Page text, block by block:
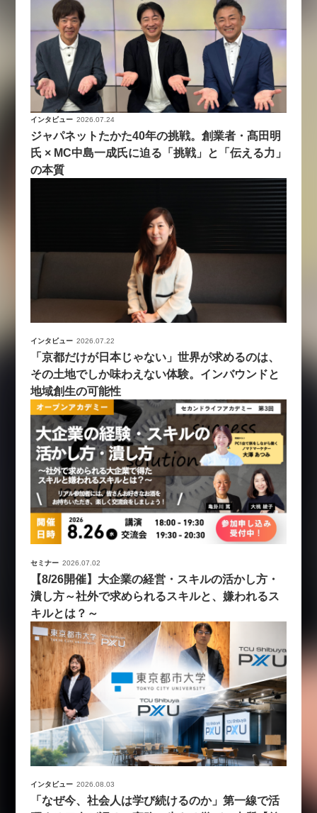
インタビュー 2026.07.24
ジャパネットたかた40年の挑戦。創業者・髙田明
氏 × MC中島一成氏に迫る「挑戦」と「伝える力」
の本質
インタビュー 2026.07.22
「京都だけが日本じゃない」世界が求めるのは、
その土地でしか味わえない体験。インバウンドと
地域創生の可能性
セミナー 2026.07.02
【8/26開催】大企業の経営・スキルの活かし方・
潰し方～社外で求められるスキルと、嫌われるス
キルとは？～
インタビュー 2026.08.03
「なぜ今、社会人は学び続けるのか」第一線で活